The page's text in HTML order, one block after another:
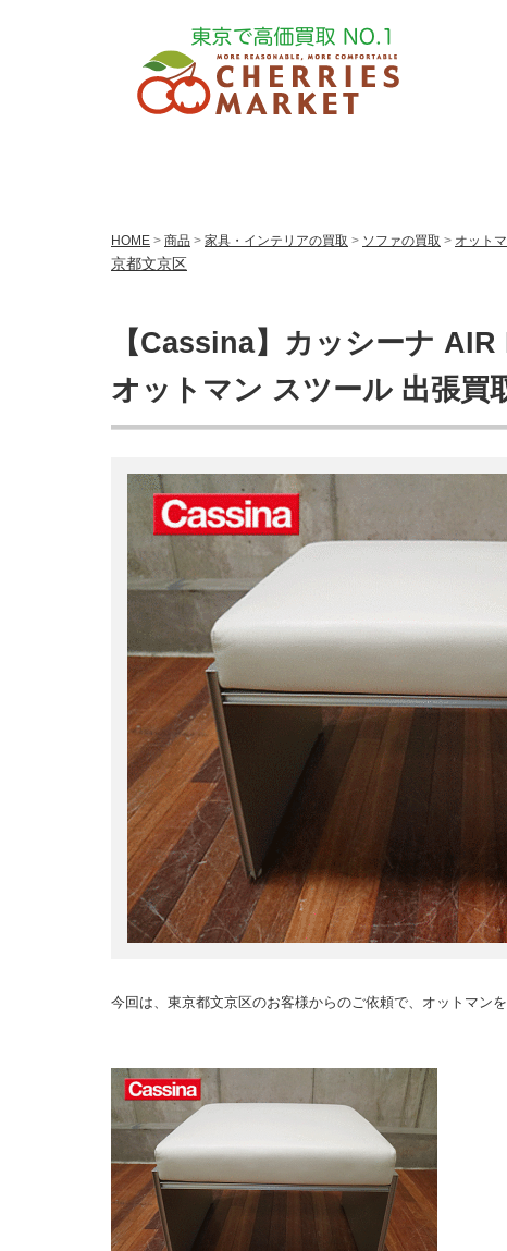
HOME > 商品 > 家具・インテリアの買取 > ソファの買取 > オット
京都文京区
【Cassina】カッシーナ
オットマン スツール 出張買
今回は、東京都文京区のお客様からのご依頼で、オットマン